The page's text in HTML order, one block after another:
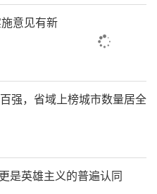
，是原料，没有扎实
读书式调查研究，写
出是积累的发挥，没
只是零散的堆砌，难
思想。只有输出的东
的东西是人家的。
读书式调查研究有了
为主动积累、深入钻
意见有新
强，省域上榜城市数量居全
是英雄主义的普遍认同